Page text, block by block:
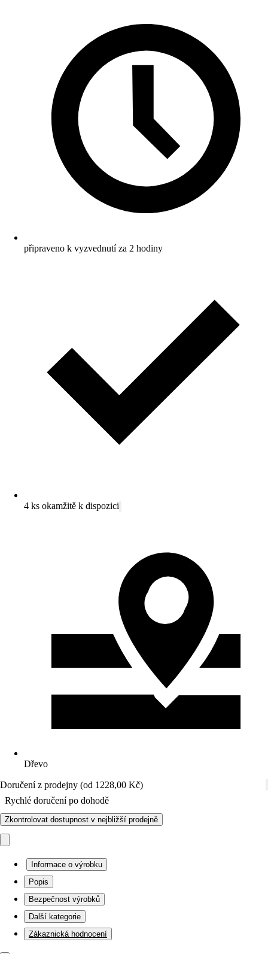
připraveno k vyzvednutí za 2 hodiny
4 ks okamžitě k dispozici
Dřevo
Doručení z prodejny (od 1228,00 Kč)
Rychlé doručení po dohodě
Zkontrolovat dostupnost v nejbližší prodejně
Informace o výrobku
Popis
Bezpečnost výrobků
Další kategorie
Zákaznická hodnocení